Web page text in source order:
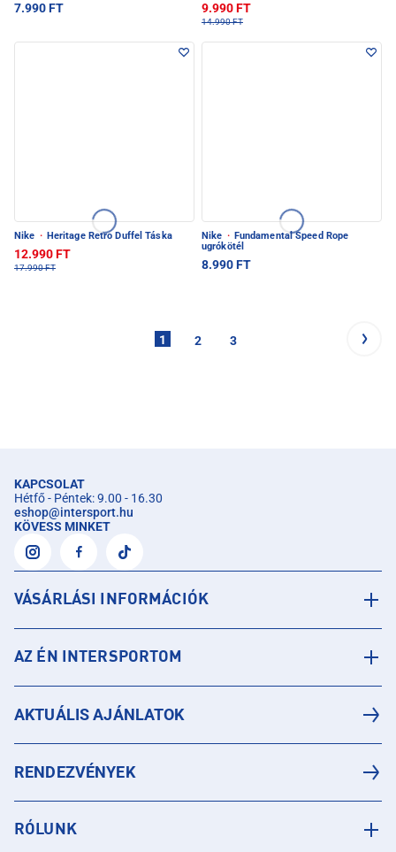
7.990 FT 9.990 FT
14.990 FT
Nike · Heritage Retro Duffel Táska
12.990 FT
17.990 FT
Nike · Fundamental Speed Rope
ugrókötél
8.990 FT
1 2 3
KAPCSOLAT
Hétfő - Péntek: 9.00 - 16.30
eshop@intersport.hu
KÖVESS MINKET
VÁSÁRLÁSI INFORMÁCIÓK
AZ ÉN INTERSPORTOM
AKTUÁLIS AJÁNLATOK
RENDEZVÉNYEK
RÓLUNK